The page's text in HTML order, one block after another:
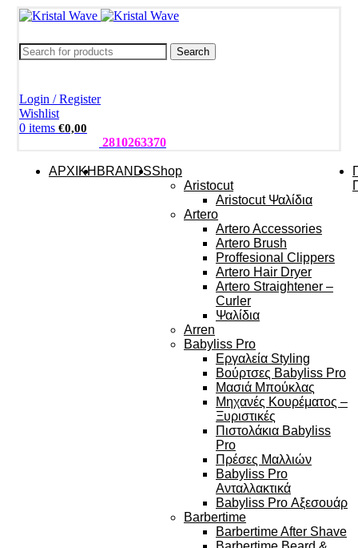
Search
Login / Register
Wishlist
0 items €0,00
2810263370
ΑΡΧΙΚΗ BRANDSShop
Aristocut
Aristocut Ψαλίδια
Artero
Artero Accessories
Artero Brush
Proffesional Clippers
Artero Hair Dryer
Artero Straightener –
Curler
Ψαλίδια
Arren
Babyliss Pro
Εργαλεία Styling
Βούρτσες Babyliss Pro
Μασιά Μπούκλας
Μηχανές Κουρέματος –
Ξυριστικές
Πιστολάκια Babyliss
Pro
Πρέσες Μαλλιών
Babyliss Pro
Ανταλλακτικά
Babyliss Pro Αξεσουάρ
Barbertime
Barbertime After Shave